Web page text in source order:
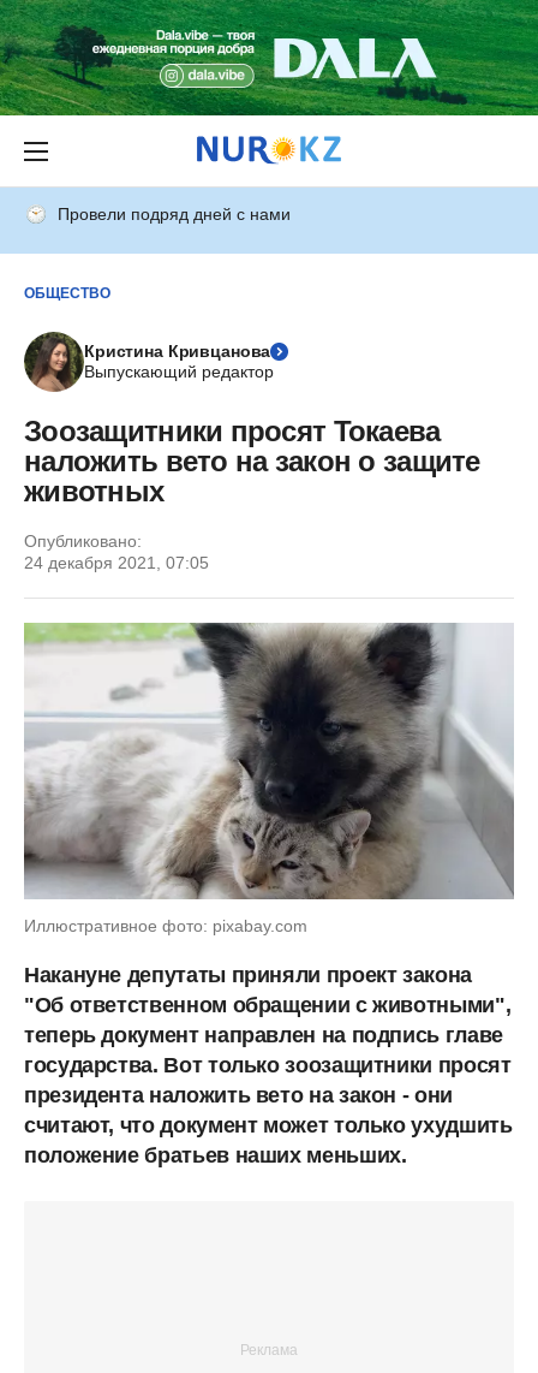
Провели подряд дней с нами
ОБЩЕСТВО
Кристина Кривцанова
Выпускающий редактор
Зоозащитники просят Токаева
наложить вето на закон о защите
животных
Опубликовано:
24 декабря 2021, 07:05
Иллюстративное фото: pixabay.com
Накануне депутаты приняли проект закона
"Об ответственном обращении с животными",
теперь документ направлен на подпись главе
государства. Вот только зоозащитники просят
президента наложить вето на закон - они
считают, что документ может только ухудшить
положение братьев наших меньших.